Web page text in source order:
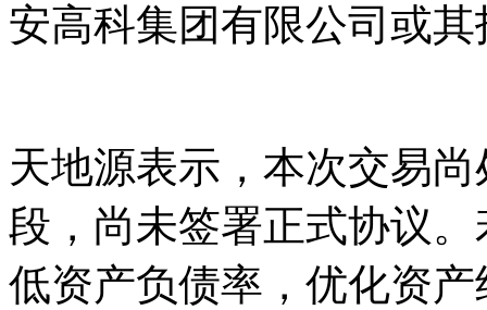
安高科集团有限公司或
天地源表示，本次交易
段，尚未签署正式协议
低资产负债率，优化资产